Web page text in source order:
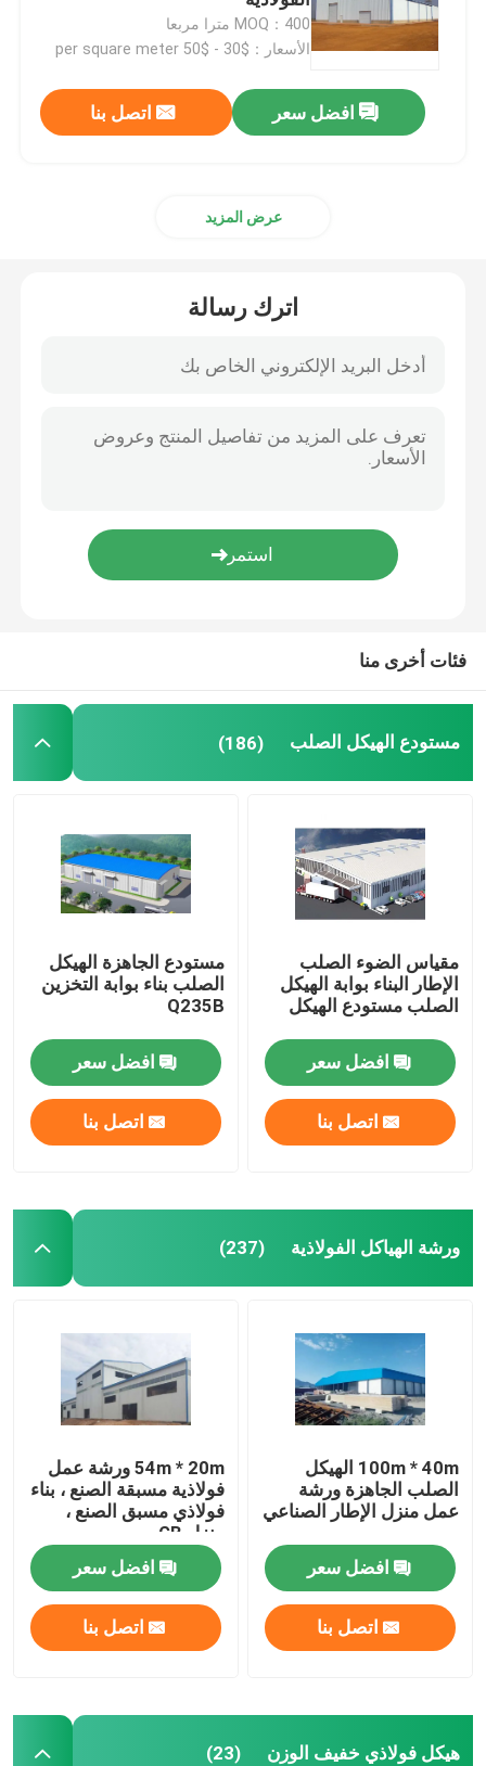
مبنى فولاذي مسبق الصنع
منصة الهيكل الصلب
ملعب الهيكل الصلب
جسر الهيكل الصلب
دفيئة زجاجية فينلو
MOQ：400 مترا مربعا
الأسعار：$30 - $50 per square meter
افضل سعر اتصل بنا
عرض المزيد
اترك رسالة
فئات أخرى منا
مستودع الهيكل الصلب (186)
مقياس الضوء الصلب
الإطار البناء بوابة الهيكل
الصلب مستودع الهيكل
افضل سعر
اتصل بنا
مستودع الجاهزة الهيكل
الصلب بناء بوابة التخزين
Q235B
افضل سعر
اتصل بنا
ورشة الهياكل الفولاذية (237)
100m * 40m الهيكل
الصلب الجاهزة ورشة
عمل منزل الإطار الصناعي
افضل سعر
اتصل بنا
54m * 20m ورشة عمل
فولاذية مسبقة الصنع ، بناء
فولاذي مسبق الصنع ،
منزل GB
افضل سعر
اتصل بنا
هيكل فولاذي خفيف الوزن (23)